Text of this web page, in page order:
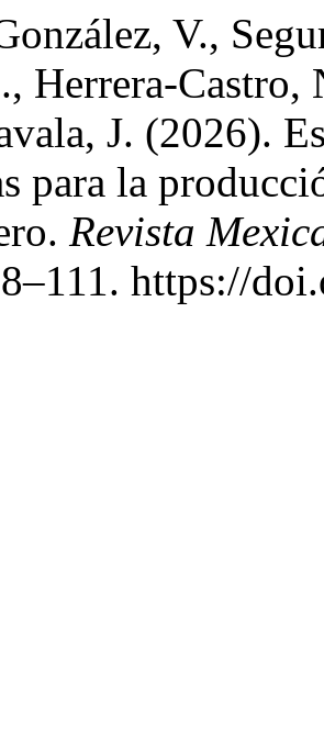
V.,
Herrera-
J. (2026).
para la
Revista
https://